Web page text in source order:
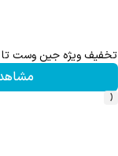
تخفیف ویژه جین وست تا 60 درصد + خرید در4 قسطه
‹